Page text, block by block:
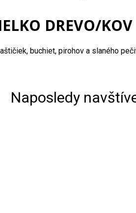
DREVO/
buchiet, pirohov a slaného
Naposledy